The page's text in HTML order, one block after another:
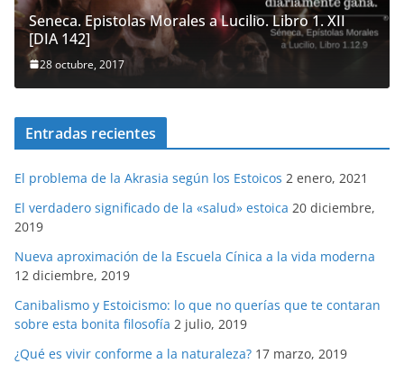
Seneca. Epistolas Morales a Lucilio. Libro 1. XII
[DIA 142]
28 octubre, 2017
Entradas recientes
El problema de la Akrasia según los Estoicos 2 enero, 2021
El verdadero significado de la «salud» estoica 20 diciembre,
2019
Nueva aproximación de la Escuela Cínica a la vida moderna
12 diciembre, 2019
Canibalismo y Estoicismo: lo que no querías que te contaran
sobre esta bonita filosofía 2 julio, 2019
¿Qué es vivir conforme a la naturaleza? 17 marzo, 2019